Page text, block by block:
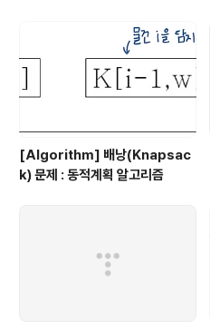
[Algorithm] 배낭(Knapsac
k) 문제 : 동적계획 알고리즘